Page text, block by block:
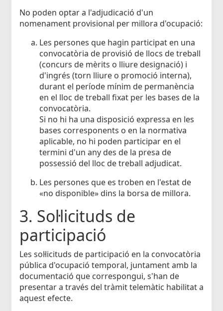
No poden optar a l'adjudicació d'un
nomenament provisional per millora d'ocupació:
Les persones que hagin participat en una
convocatòria de provisió de llocs de treball
(concurs de mèrits o lliure designació) i
d'ingrés (torn lliure o promoció interna),
durant el període mínim de permanència
en el lloc de treball fixat per les bases de la
convocatòria.
Si no hi ha una disposició expressa en les
bases corresponents o en la normativa
aplicable, no hi poden participar en el
termini d'un any des de la presa de
possessió del lloc de treball adjudicat.
Les persones que es troben en l'estat de
«no disponible» dins la borsa de millora.
3. Sol·licituds de
participació
Les sol·licituds de participació en la convocatòria
pública d'ocupació temporal, juntament amb la
documentació que correspongui, s'han de
presentar a través del tràmit telemàtic habilitat a
aquest efecte.